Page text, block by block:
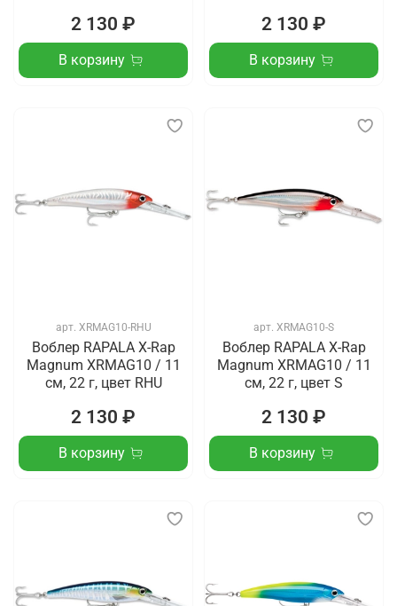
2 130 ₽
В корзину
2 130 ₽
В корзину
арт. XRMAG10-RHU
Воблер RAPALA X-Rap
Magnum XRMAG10 / 11
см, 22 г, цвет RHU
2 130 ₽
В корзину
арт. XRMAG10-S
Воблер RAPALA X-Rap
Magnum XRMAG10 / 11
см, 22 г, цвет S
2 130 ₽
В корзину